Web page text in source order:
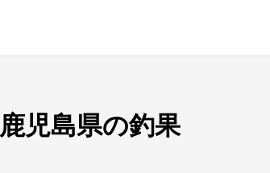
鹿児島県の釣果